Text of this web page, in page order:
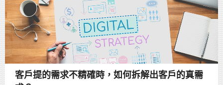
客戶提的需求不精確時，如何拆解出客戶的真需